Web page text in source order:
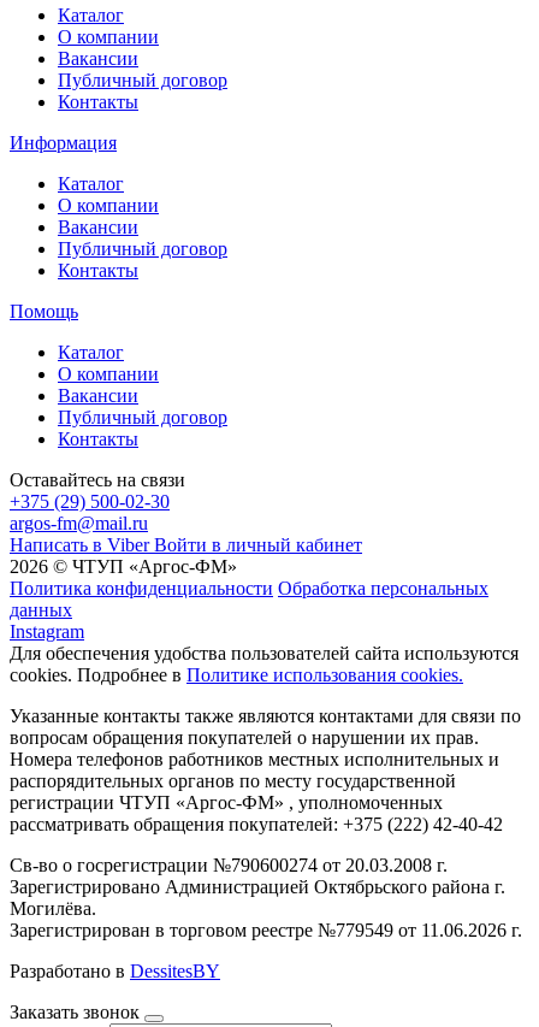
Каталог
О компании
Вакансии
Публичный договор
Контакты
Информация
Каталог
О компании
Вакансии
Публичный договор
Контакты
Помощь
Каталог
О компании
Вакансии
Публичный договор
Контакты
Оставайтесь на связи
+375 (29) 500-02-30
argos-fm@mail.ru
Написать в Viber Войти в личный кабинет
2026 © ЧТУП «Аргос-ФМ»
Политика конфиденциальности Обработка персональных
данных
Instagram
Для обеспечения удобства пользователей сайта используются
cookies. Подробнее в Политике использования cookies.
Указанные контакты также являются контактами для связи по
вопросам обращения покупателей о нарушении их прав.
Номера телефонов работников местных исполнительных и
распорядительных органов по месту государственной
регистрации ЧТУП «Аргос-ФМ» , уполномоченных
рассматривать обращения покупателей: +375 (222) 42-40-42
Св-во о госрегистрации №790600274 от 20.03.2008 г.
Зарегистрировано Администрацией Октябрьского района г.
Могилёва.
Зарегистрирован в торговом реестре №779549 от 11.06.2026 г.
Разработано в DessitesBY
Заказать звонок